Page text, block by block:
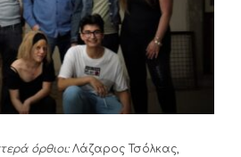
όρθιοι:Λάζαρος Τσόλκας,